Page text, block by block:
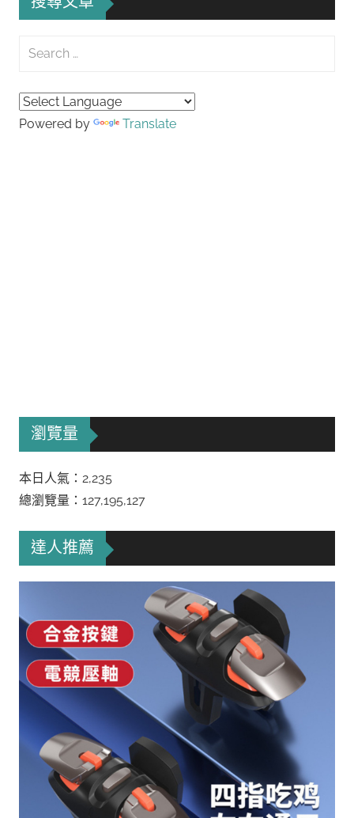
覽
Search
Powered by Translate
瀏覽量
本日人氣：2,235
總瀏覽量：127,195,127
達人推薦